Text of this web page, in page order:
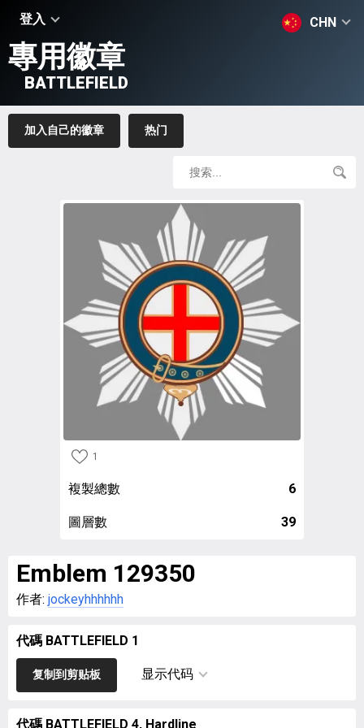
登入 CHN
專用徽章
BATTLEFIELD
加入自己的徽章 热门
1
複製總數 6
圖層數 39
Emblem 129350
作者: jockeyhhhhhh
代碼 BATTLEFIELD 1
复制到剪贴板 显示代码
代碼 BATTLEFIELD 4, Hardline